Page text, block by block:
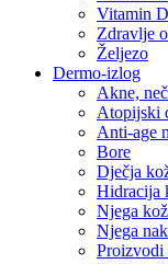
Vitamin D
Zdravlje
Željezo
Dermo-izlog
Akne,
Atopijski
Anti-age
Bore
Dječja
Hidracija
Njega
Njega
Proizvodi